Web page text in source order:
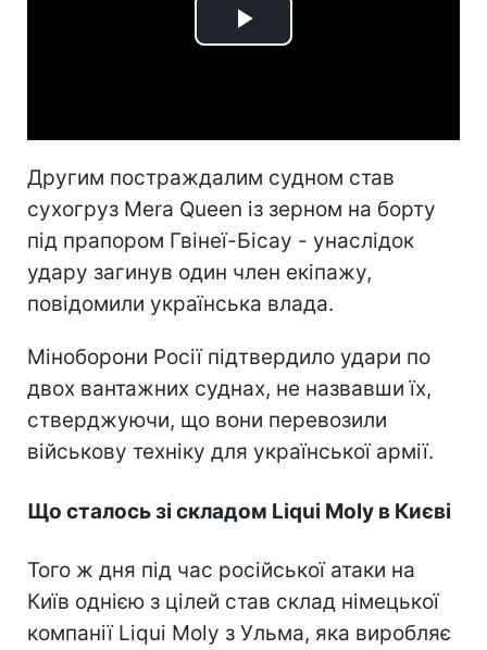
Play
Другим постраждалим судном став
сухогруз Mera Queen із зерном на борту
під прапором Гвінеї-Бісау - унаслідок
удару загинув один член екіпажу,
повідомили українська влада.
Міноборони Росії підтвердило удари по
двох вантажних суднах, не назвавши їх,
стверджуючи, що вони перевозили
військову техніку для української армії.
Що сталось зі складом Liqui Moly в Києві
Того ж дня під час російської атаки на
Київ однією з цілей став склад німецької
компанії Liqui Moly з Ульма, яка виробляє